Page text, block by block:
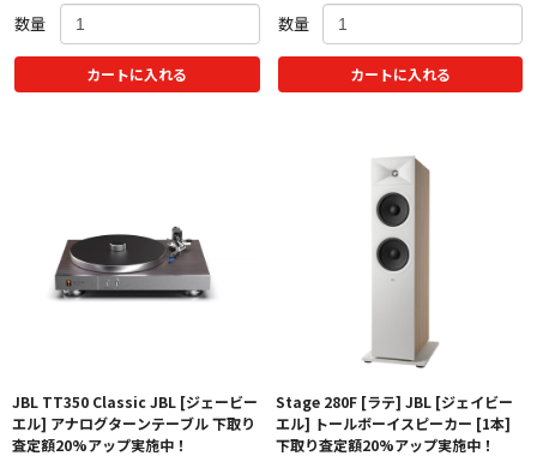
数量
カートに入れる
数量
カートに入れる
JBL TT350 Classic JBL [ジェービー
エル] アナログターンテーブル 下取り
査定額20%アップ実施中！
Stage 280F [ラテ] JBL [ジェイビー
エル] トールボーイスピーカー [1本]
下取り査定額20%アップ実施中！